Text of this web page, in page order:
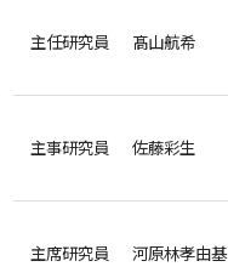
主任研究員 髙山航希
主事研究員 佐藤彩生
主席研究員 河原林孝由基